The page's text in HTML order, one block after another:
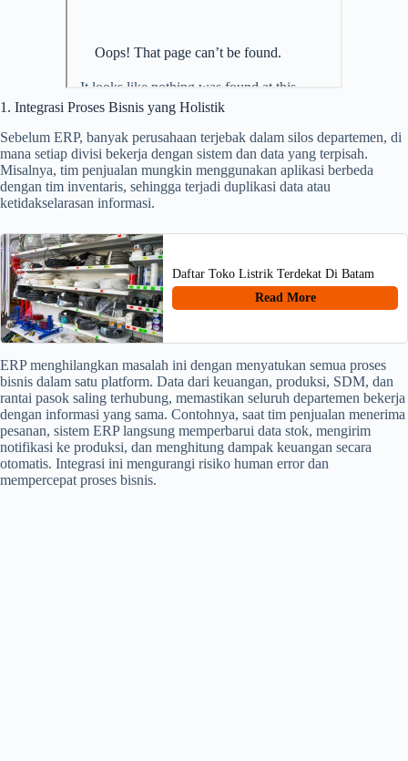
1. Integrasi Proses Bisnis yang Holistik
Sebelum ERP, banyak perusahaan terjebak dalam silos departemen, di
mana setiap divisi bekerja dengan sistem dan data yang terpisah.
Misalnya, tim penjualan mungkin menggunakan aplikasi berbeda
dengan tim inventaris, sehingga terjadi duplikasi data atau
ketidakselarasan informasi.
Daftar Toko Listrik Terdekat Di Batam
Read More
ERP menghilangkan masalah ini dengan menyatukan semua proses
bisnis dalam satu platform. Data dari keuangan, produksi, SDM, dan
rantai pasok saling terhubung, memastikan seluruh departemen bekerja
dengan informasi yang sama. Contohnya, saat tim penjualan menerima
pesanan, sistem ERP langsung memperbarui data stok, mengirim
notifikasi ke produksi, dan menghitung dampak keuangan secara
otomatis. Integrasi ini mengurangi risiko human error dan
mempercepat proses bisnis.